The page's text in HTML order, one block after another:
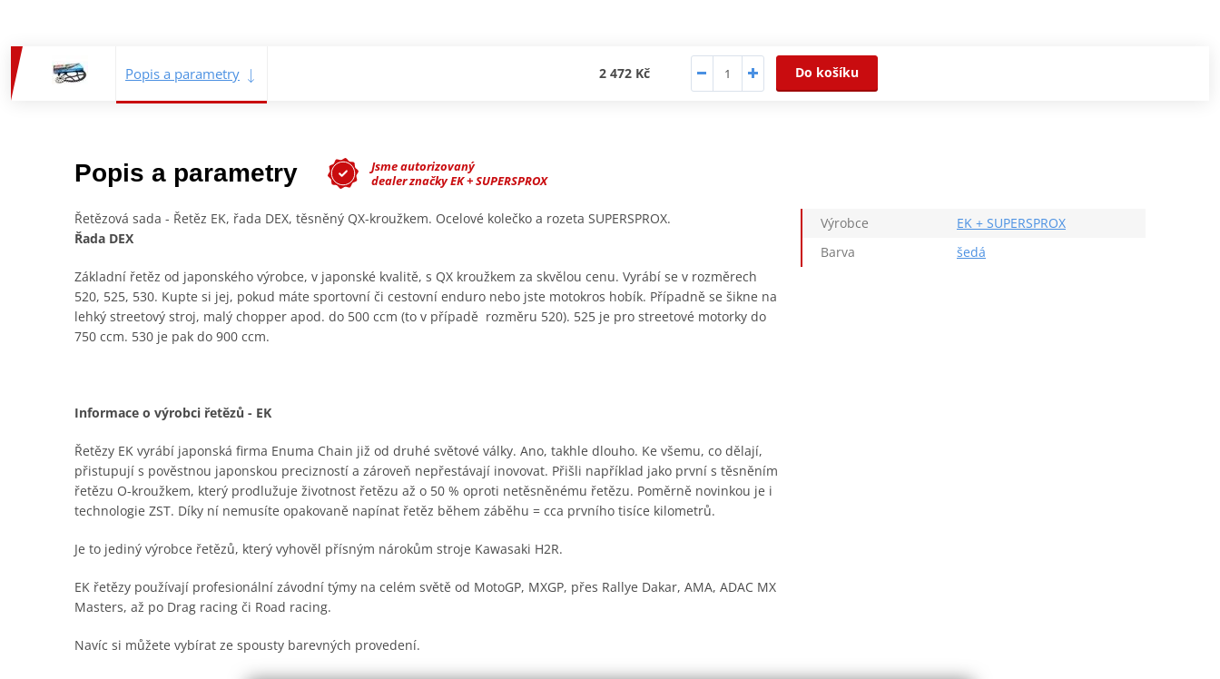
Popis a parametry 2 472 Kč Do košíku
Popis a parametry
Jsme autorizovaný
dealer značky EK + SUPERSPROX
Řetězová sada - Řetěz EK, řada DEX, těsněný QX-kroužkem. Ocelové kolečko a rozeta SUPERSPROX.
Řada DEX
Základní řetěz od japonského výrobce, v japonské kvalitě, s QX kroužkem za skvělou cenu. Vyrábí se v rozměrech
520, 525, 530. Kupte si jej, pokud máte sportovní či cestovní enduro nebo jste motokros hobík. Případně se šikne na
lehký streetový stroj, malý chopper apod. do 500 ccm (to v případě rozměru 520). 525 je pro streetové motorky do
750 ccm. 530 je pak do 900 ccm.
Informace o výrobci řetězů - EK
Řetězy EK vyrábí japonská firma Enuma Chain již od druhé světové války. Ano, takhle dlouho. Ke všemu, co dělají,
přistupují s pověstnou japonskou precizností a zároveň nepřestávají inovovat. Přišli například jako první s těsněním
řetězu O-kroužkem, který prodlužuje životnost řetězu až o 50 % oproti netěsněnému řetězu. Poměrně novinkou je i
technologie ZST. Díky ní nemusíte opakovaně napínat řetěz během záběhu = cca prvního tisíce kilometrů.
Je to jediný výrobce řetězů, který vyhověl přísným nárokům stroje Kawasaki H2R.
EK řetězy používají profesionální závodní týmy na celém světě od MotoGP, MXGP, přes Rallye Dakar, AMA, ADAC MX
Masters, až po Drag racing či Road racing.
Navíc si můžete vybírat ze spousty barevných provedení.
Výrobce
EK + SUPERSPROX
Barva
šedá